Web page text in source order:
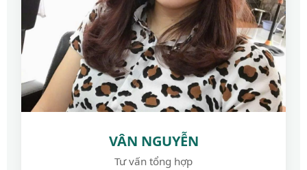
VÂN NGUYỄN
Tư vấn tổng hợp